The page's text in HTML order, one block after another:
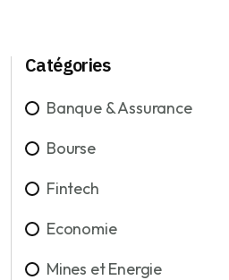
Catégories
Banque & Assurance
Bourse
Fintech
Economie
Mines et Energie